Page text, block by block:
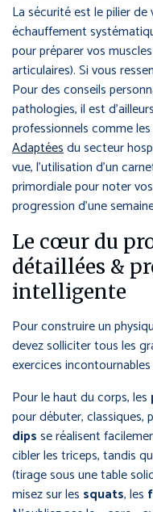
La sécurité est le pilier
échauffement
pour préparer vos
articulaires). Si vous
Pour des conseils
pathologies, il est
professionnels comme les
Adaptéesdu secteur
vue, l’utilisation d’un
primordiale pour noter
progression d’une
Le cœur du
détaillées &
intelligente
Pour construire un
devez solliciter tous les
exercices
Pour le haut du corps, les
pour débuter, classiques,
dipsse réalisent
cibler les triceps, tandis
(tirage sous une table
misez sur les squats, les